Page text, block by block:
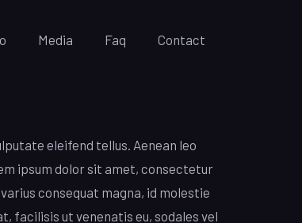
Media Faq Contact
eleifend tellus. Aenean leo
ipsum dolor sit amet, consectetur
consequat magna, id molestie
facilisis ut venenatis eu, sodales vel